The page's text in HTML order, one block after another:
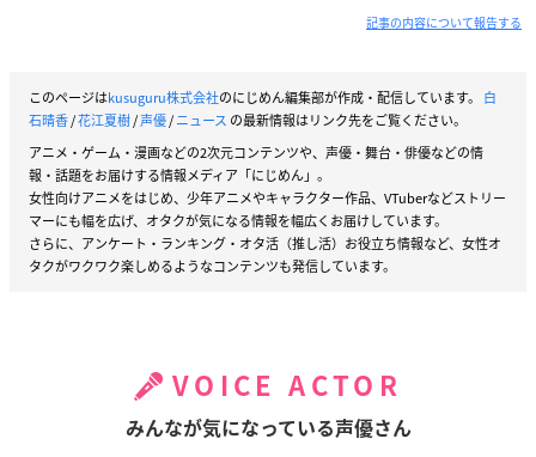
記事の内容について報告する
このページはkusuguru株式会社のにじめん編集部が作成・配信しています。 白
石晴香/花江夏樹/声優/ニュース の最新情報はリンク先をご覧ください。
アニメ・ゲーム・漫画などの2次元コンテンツや、声優・舞台・俳優などの情
報・話題をお届けする情報メディア「にじめん」。
女性向けアニメをはじめ、少年アニメやキャラクター作品、VTuberなどストリー
マーにも幅を広げ、オタクが気になる情報を幅広くお届けしています。
さらに、アンケート・ランキング・オタ活（推し活）お役立ち情報など、女性オ
タクがワクワク楽しめるようなコンテンツも発信しています。
VOICE ACTOR
みんなが気になっている声優さん